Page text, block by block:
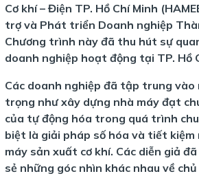
Cơ khí – Điện TP. Hồ Chí Minh
trợ và Phát triển Doanh nghiệp
Chương trình này đã thu hút sự
doanh nghiệp hoạt động tại TP. Hồ
Các doanh nghiệp đã tập trung vào
trọng như xây dựng nhà máy đạt
của tự động hóa trong quá trình
biệt là giải pháp số hóa và tiết kiệm
máy sản xuất cơ khí. Các diễn giả
sẻ những góc nhìn khác nhau về chủ